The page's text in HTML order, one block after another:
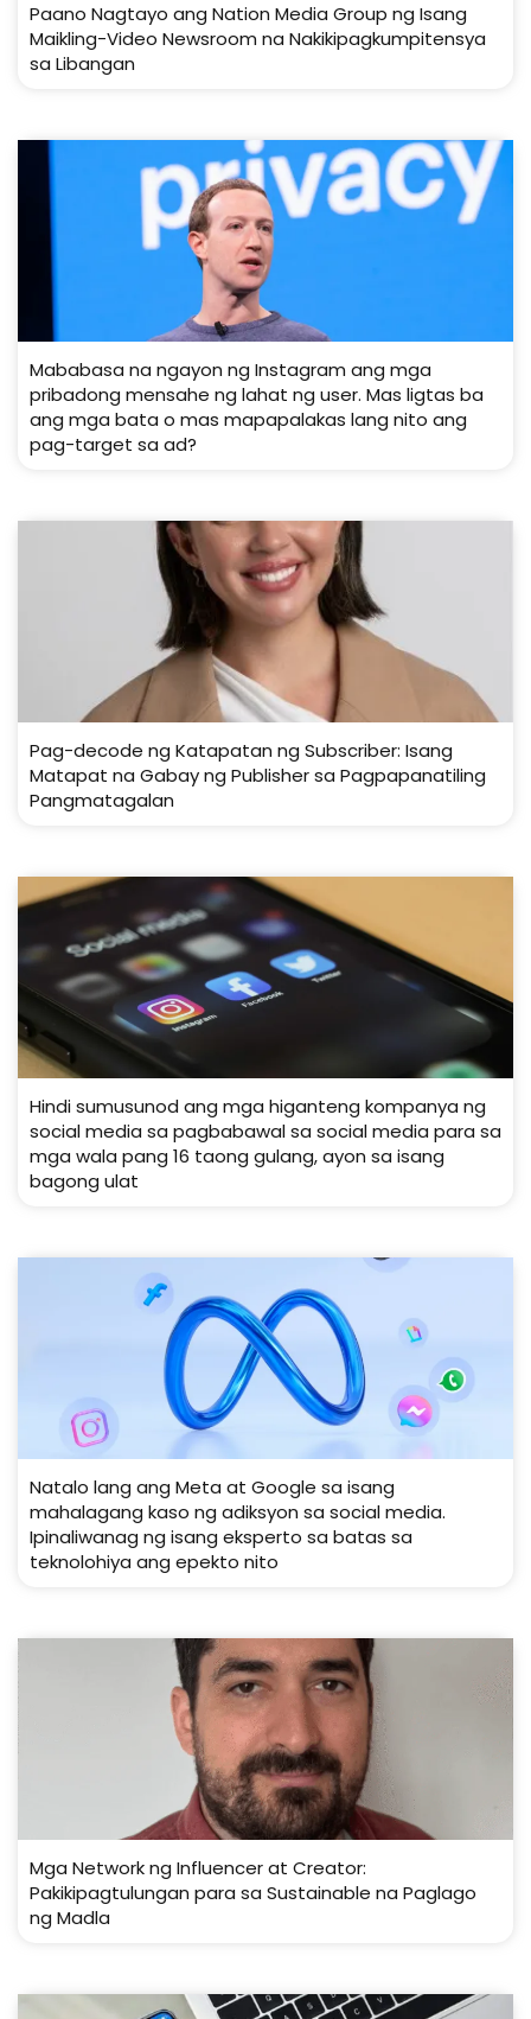
Paano Nagtayo ang Nation Media Group ng Isang
Maikling-Video Newsroom na Nakikipagkumpitensya
sa Libangan
Mababasa na ngayon ng Instagram ang mga
pribadong mensahe ng lahat ng user. Mas ligtas ba
ang mga bata o mas mapapalakas lang nito ang
pag-target sa ad?
Pag-decode ng Katapatan ng Subscriber: Isang
Matapat na Gabay ng Publisher sa Pagpapanatiling
Pangmatagalan
Hindi sumusunod ang mga higanteng kompanya ng
social media sa pagbabawal sa social media para sa
mga wala pang 16 taong gulang, ayon sa isang
bagong ulat
Natalo lang ang Meta at Google sa isang
mahalagang kaso ng adiksyon sa social media.
Ipinaliwanag ng isang eksperto sa batas sa
teknolohiya ang epekto nito
Mga Network ng Influencer at Creator:
Pakikipagtulungan para sa Sustainable na Paglago
ng Madla